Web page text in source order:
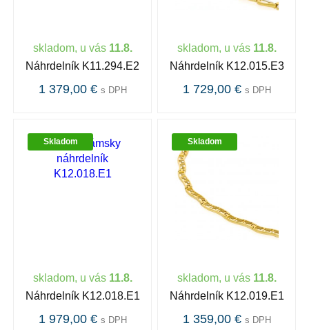
skladom, u vás 11.8.
Náhrdelník K11.294.E2
1 379,00 € s DPH
skladom, u vás 11.8.
Náhrdelník K12.015.E3
1 729,00 € s DPH
Skladom
skladom, u vás 11.8.
Náhrdelník K12.018.E1
1 979,00 € s DPH
Skladom
skladom, u vás 11.8.
Náhrdelník K12.019.E1
1 359,00 € s DPH